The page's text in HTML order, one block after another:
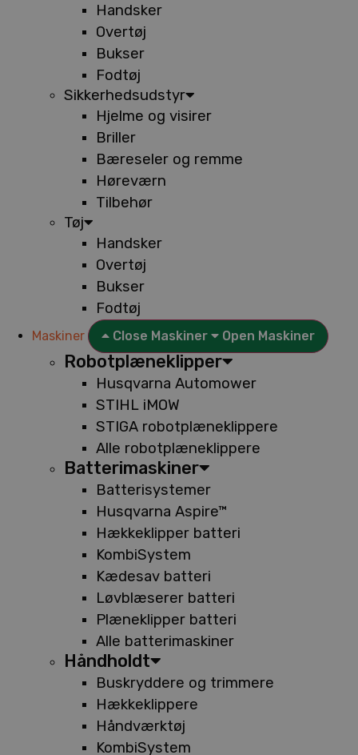
Handsker
Overtøj
Bukser
Fodtøj
Sikkerhedsudstyr
Hjelme og visirer
Briller
Bæreseler og remme
Høreværn
Tilbehør
Tøj
Handsker
Overtøj
Bukser
Fodtøj
Maskiner Close Maskiner Open Maskiner
Robotplæneklipper
Husqvarna Automower
STIHL iMOW
STIGA robotplæneklippere
Alle robotplæneklippere
Batterimaskiner
Batterisystemer
Husqvarna Aspire™
Hækkeklipper batteri
KombiSystem
Kædesav batteri
Løvblæserer batteri
Plæneklipper batteri
Alle batterimaskiner
Håndholdt
Buskryddere og trimmere
Hækkeklippere
Håndværktøj
KombiSystem